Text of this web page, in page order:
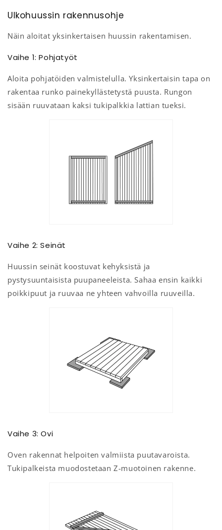
Ulkohuussin rakennusohje
Näin aloitat yksinkertaisen huussin rakentamisen.
Vaihe 1: Pohjatyöt
Aloita pohjatöiden valmistelulla. Yksinkertaisin tapa on
rakentaa runko painekyllästetystä puusta. Rungon
sisään ruuvataan kaksi tukipalkkia lattian tueksi.
Vaihe 2: Seinät
Huussin seinät koostuvat kehyksistä ja
pystysuuntaisista puupaneeleista. Sahaa ensin kaikki
poikkipuut ja ruuvaa ne yhteen vahvoilla ruuveilla.
Vaihe 3: Ovi
Oven rakennat helpoiten valmiista puutavaroista.
Tukipalkeista muodostetaan Z-muotoinen rakenne.